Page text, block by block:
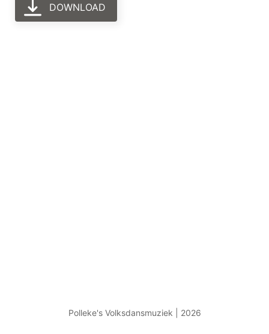
DOWNLOAD
Polleke's Volksdansmuziek | 2026